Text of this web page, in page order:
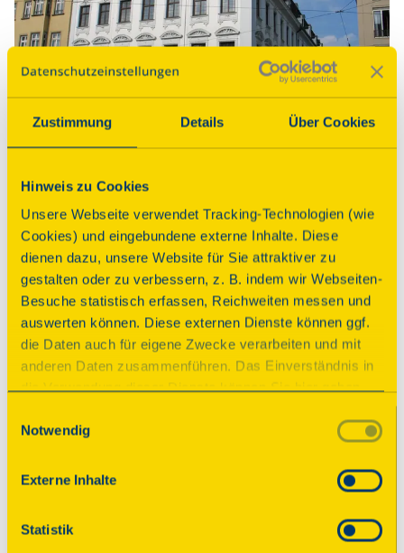
Zustimmung Details Über Cookies
Hinweis zu Cookies
Unsere Webseite verwendet Tracking-Technologien (wie
Cookies) und eingebundene externe Inhalte. Diese
dienen dazu, unsere Website für Sie attraktiver zu
gestalten oder zu verbessern, z. B. indem wir Webseiten-
Besuche statistisch erfassen, Reichweiten messen und
auswerten können. Diese externen Dienste können ggf.
die Daten auch für eigene Zwecke verarbeiten und mit
anderen Daten zusammenführen. Das Einverständnis in
die Verwendung dieser Dienste können Sie hier geben.
unserer Datenschutzerklärung. Durch Anklicken der
einzelner Cookies (Kategorien) in
den Einstellungen erteilen Sie uns Ihre Einwilligung zur
Verarbeitung Ihrer Daten zu den jeweiligen Zwecken. Die
Einwilligung ist freiwillig, für die Nutzung des
Notwendig
Externe Inhalte
Statistik
Barockgalerie
Augsburg, Maximilianstr. 46
Details
Augsburg, Im Annahof 2